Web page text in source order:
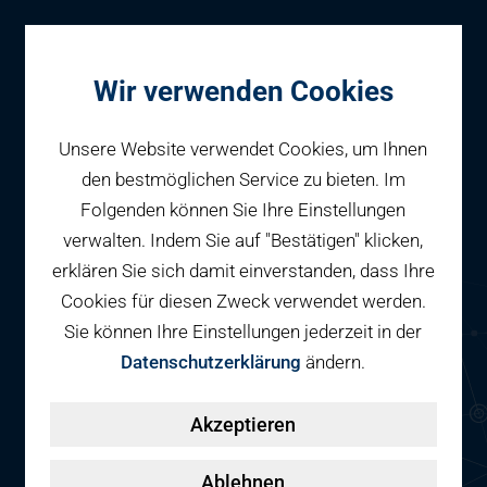
Parken
Reservieren
Fahrradparken
Geschäftspartner
Parkraumbewirtschaftung
Smart Mobility Hubs
Services
Parkhaus Am
Bahnhof
Am Bahnhof
Wir verwenden Cookies
Unsere Website verwendet Cookies, um Ihnen
den bestmöglichen Service zu bieten. Im
Folgenden können Sie Ihre Einstellungen
verwalten. Indem Sie auf "Bestätigen" klicken,
erklären Sie sich damit einverstanden, dass Ihre
Cookies für diesen Zweck verwendet werden.
Sie können Ihre Einstellungen jederzeit in der
Datenschutzerklärung ändern.
Akzeptieren
Ablehnen